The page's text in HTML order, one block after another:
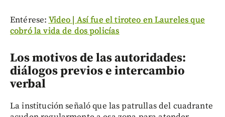
Entérese: Video | Así fue el tiroteo en Laureles que
cobró la vida de dos policías
Los motivos de las autoridades:
diálogos previos e intercambio
verbal
La institución señaló que las patrullas del cuadrante